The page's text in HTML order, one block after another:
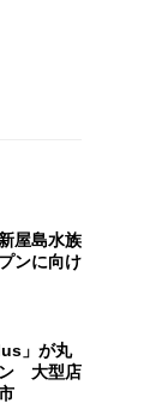
屋島水族
ンに向け
」が丸
ン 大型店